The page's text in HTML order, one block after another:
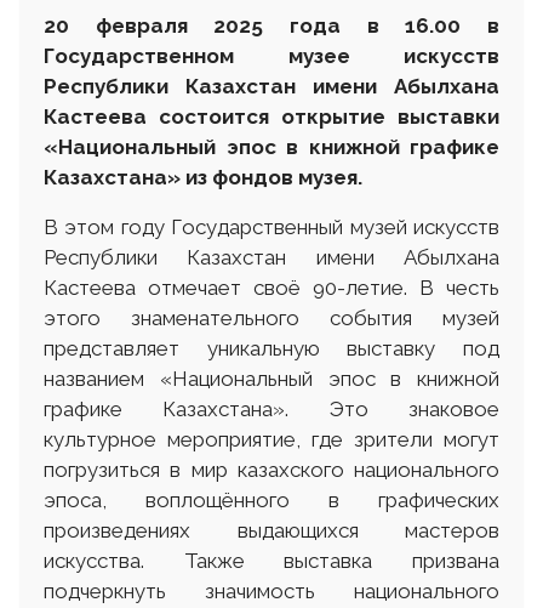
20 февраля 2025 года в 16.00 в
Государственном музее искусств
Республики Казахстан имени Абылхана
Кастеева состоится открытие выставки
«Национальный эпос в книжной графике
Казахстана» из фондов музея.
В этом году Государственный музей искусств
Республики Казахстан имени Абылхана
Кастеева отмечает своё 90-летие. В честь
этого знаменательного события музей
представляет уникальную выставку под
названием «Национальный эпос в книжной
графике Казахстана». Это знаковое
культурное мероприятие, где зрители могут
погрузиться в мир казахского национального
эпоса, воплощённого в графических
произведениях выдающихся мастеров
искусства. Также выставка призвана
подчеркнуть значимость национального